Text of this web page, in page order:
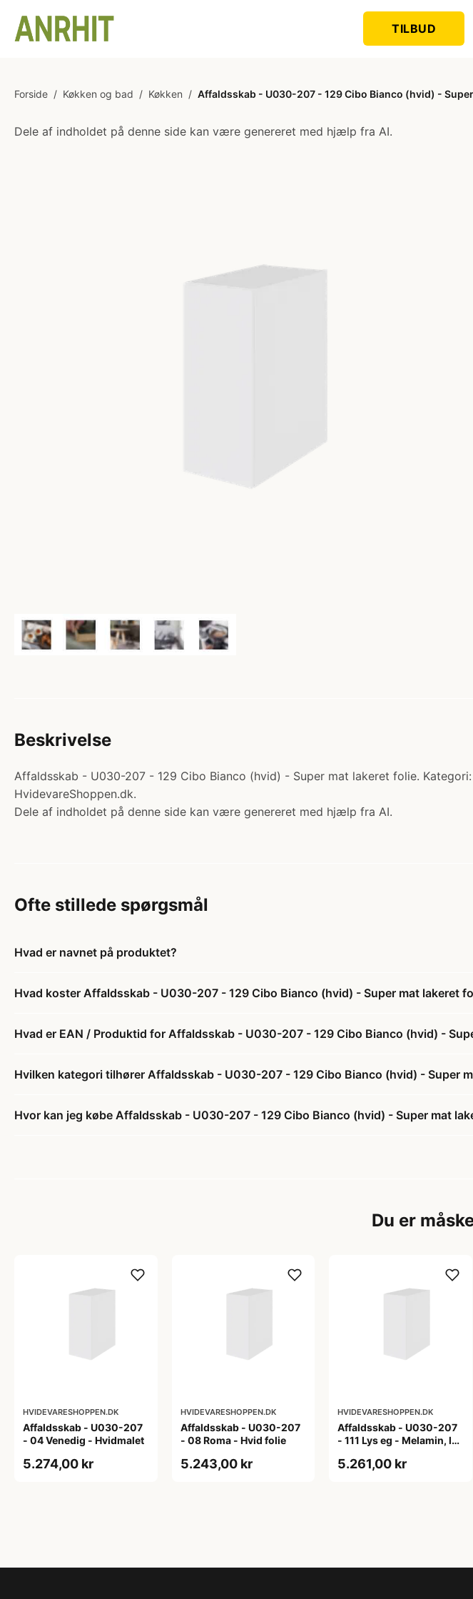
TILBUD
Forside / Køkken og bad / Køkken / Affaldsskab - U030-207 - 129 Cibo Bianco (hvid) -
Dele af indholdet på denne side kan være genereret med hjælp fra AI.
Beskrivelse
Affaldsskab - U030-207 - 129 Cibo Bianco (hvid) - Super mat lakeret folie.
HvidevareShoppen.dk.
Dele af indholdet på denne side kan være genereret med hjælp fra AI.
Ofte stillede spørgsmål
Hvad er navnet på produktet?
Hvad koster Affaldsskab - U030-207 - 129 Cibo Bianco (hvid) - Super mat lakeret
Hvad er EAN / Produktid for Affaldsskab - U030-207 - 129 Cibo Bianco (hvid) -
Hvilken kategori tilhører Affaldsskab - U030-207 - 129 Cibo Bianco (hvid) - Super
Hvor kan jeg købe Affaldsskab - U030-207 - 129 Cibo Bianco (hvid) - Super mat
Du er
HVIDEVARESHOPPEN.DK
Affaldsskab - U030-207
- 04 Venedig - Hvidmalet
5.274,00 kr
HVIDEVARESHOPPEN.DK
Affaldsskab - U030-207
- 08 Roma - Hvid folie
5.243,00 kr
HVIDEVARESHOPPEN.DK
Affaldsskab - U030-207
- 111 Lys eg - Melamin, lys
5.261,00 kr